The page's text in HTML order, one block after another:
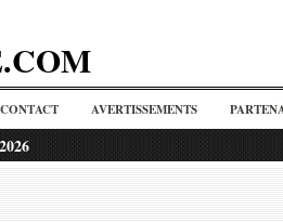
CONTACT AVERTISSEMENTS